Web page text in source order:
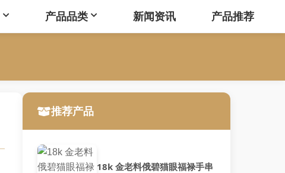
产品品类 新闻资讯 产品推荐
推荐产品
18k 金老料俄碧猫眼福禄手串